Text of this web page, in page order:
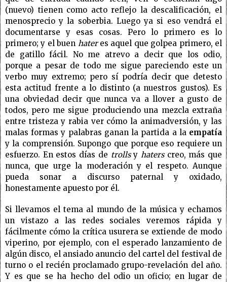
(nuevo) tienen como acto reflejo la descalificación, el
menosprecio y la soberbia. Luego ya si eso vendrá el
documentarse y esas cosas. Pero lo primero es lo
primero; y el buen hateres aquel que golpea primero, el
de gatillo fácil. No me atrevo a decir que los odio,
porque a pesar de todo me sigue pareciendo este un
verbo muy extremo; pero sí podría decir que detesto
esta actitud frente a lo distinto (a nuestros gustos). Es
una obviedad decir que nunca va a llover a gusto de
todos, pero me sigue produciendo una mezcla extraña
entre tristeza y rabia ver cómo la animadversión, y las
malas formas y palabras ganan la partida a la empatía
y la comprensión. Supongo que porque eso requiere un
esfuerzo. En estos días de trollsy haters creo, más que
nunca, que urge la moderación y el respeto. Aunque
pueda sonar a discurso paternal y oxidado,
honestamente apuesto por él.
Si llevamos el tema al mundo de la música y echamos
un vistazo a las redes sociales veremos rápida y
fácilmente cómo la crítica usurera se extiende de modo
viperino, por ejemplo, con el esperado lanzamiento de
algún disco, el ansiado anuncio del cartel del festival de
turno o el recién proclamado grupo-revelación del año.
Y es que se ha hecho del odio un oficio; en lugar de